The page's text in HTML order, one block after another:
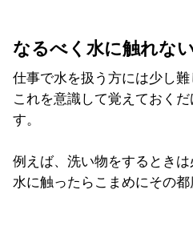
なるべく水に触れな
仕事で水を扱う方には少し難
これを意識して覚えておく
す。
例えば、洗い物をするときは
水に触ったらこまめにその都